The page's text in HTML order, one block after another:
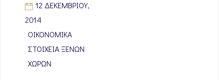
12 ΔΕΚΕΜΒΡΊΟΥ,
2014
ΟΙΚΟΝΟΜΙΚΆ
ΣΤΟΙΧΕΊΑ ΞΈΝΩΝ
ΧΩΡΏΝ